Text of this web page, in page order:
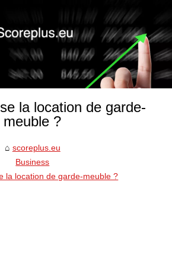
la location de garde-
meuble ?
scoreplus.eu
Business
la location de garde-meuble ?